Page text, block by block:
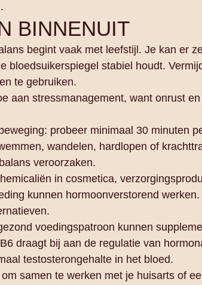
BINNENUIT
begint vaak met leefstijl. Je kan er
bloedsuikerspiegel stabiel houdt.
te gebruiken.
aan stressmanagement, want onrust
probeer minimaal 30 minuten
wandelen, hardlopen of
veroorzaken.
in cosmetica,
kunnen hormoonverstorend
voedingspatroon kunnen
draagt bij aan de regulatie van
testosterongehalte in het bloed.
samen te werken met je huisarts of